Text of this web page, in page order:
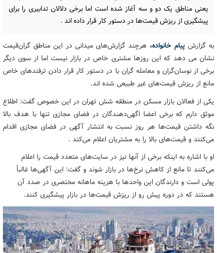
یعنی مناطق یک دو و سه آغاز شده است اما برخی دلالان تدابیری را برای
پیشگیری از ریزش قیمت‌ها در دستور کار قرار داده اند .
به گزارش پیام خانواده، هرچند گزارش‌های میدانی در این مناطق گران‌قیمت
نشان می دهد که این روزها مشتری خاص در بازار نیست اما از سوی دیگر
برخی از نوسان‌گران و معامله گران با در دستور کار قرار دادن ترفندهای خاص
مانع از ریزش قیمت‌های غیر طبیعی شده اند.
یکی از فعالان بازار مسکن در منطقه شش تهران در این خصوص گفت: اطلاع
موثق دارم که برخی اعضا اگهی‌دهندگان در فضای مجازی تنها با هدف بالا
نگه داشتن قیمت‌ها هر روز نسبت به انتشار آگهی در فضای مجازی اقدام
می‌کنند و قیمت‌های بالا را به مشتریان اعلام می‌کند .
او با اشاره به اینکه برخی از آنها نیز در سایت‌های متعدد قیمت را اعلام
می‌کنند تا مانع از کاهش نرخ‌ها در بازار شوند و گفت: این آگهی‌ها غالباً
پولی است و دارندگان این واحدها با هزینه ماهانه مختصری در صدد آن
هستند که در دوره پیش رو از ریزش قیمت‌ها در بازار پیشگیری کنند.